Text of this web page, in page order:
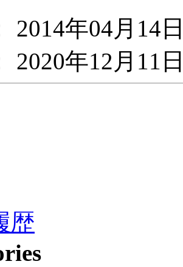
2014年04月14
2020年12月11
歴